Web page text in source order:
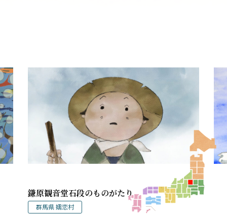
鎌原観音堂石段のものがたり
群馬県 嬬恋村